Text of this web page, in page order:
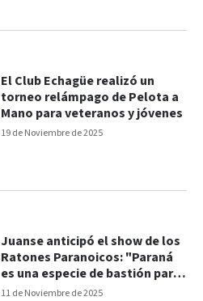
19 de Noviembre de 2025
El Club Echagüe realizó un
torneo relámpago de Pelota a
Mano para veteranos y jóvenes
11 de Noviembre de 2025
Juanse anticipó el show de los
Ratones Paranoicos: "Paraná
es una especie de bastión para
nosotros"